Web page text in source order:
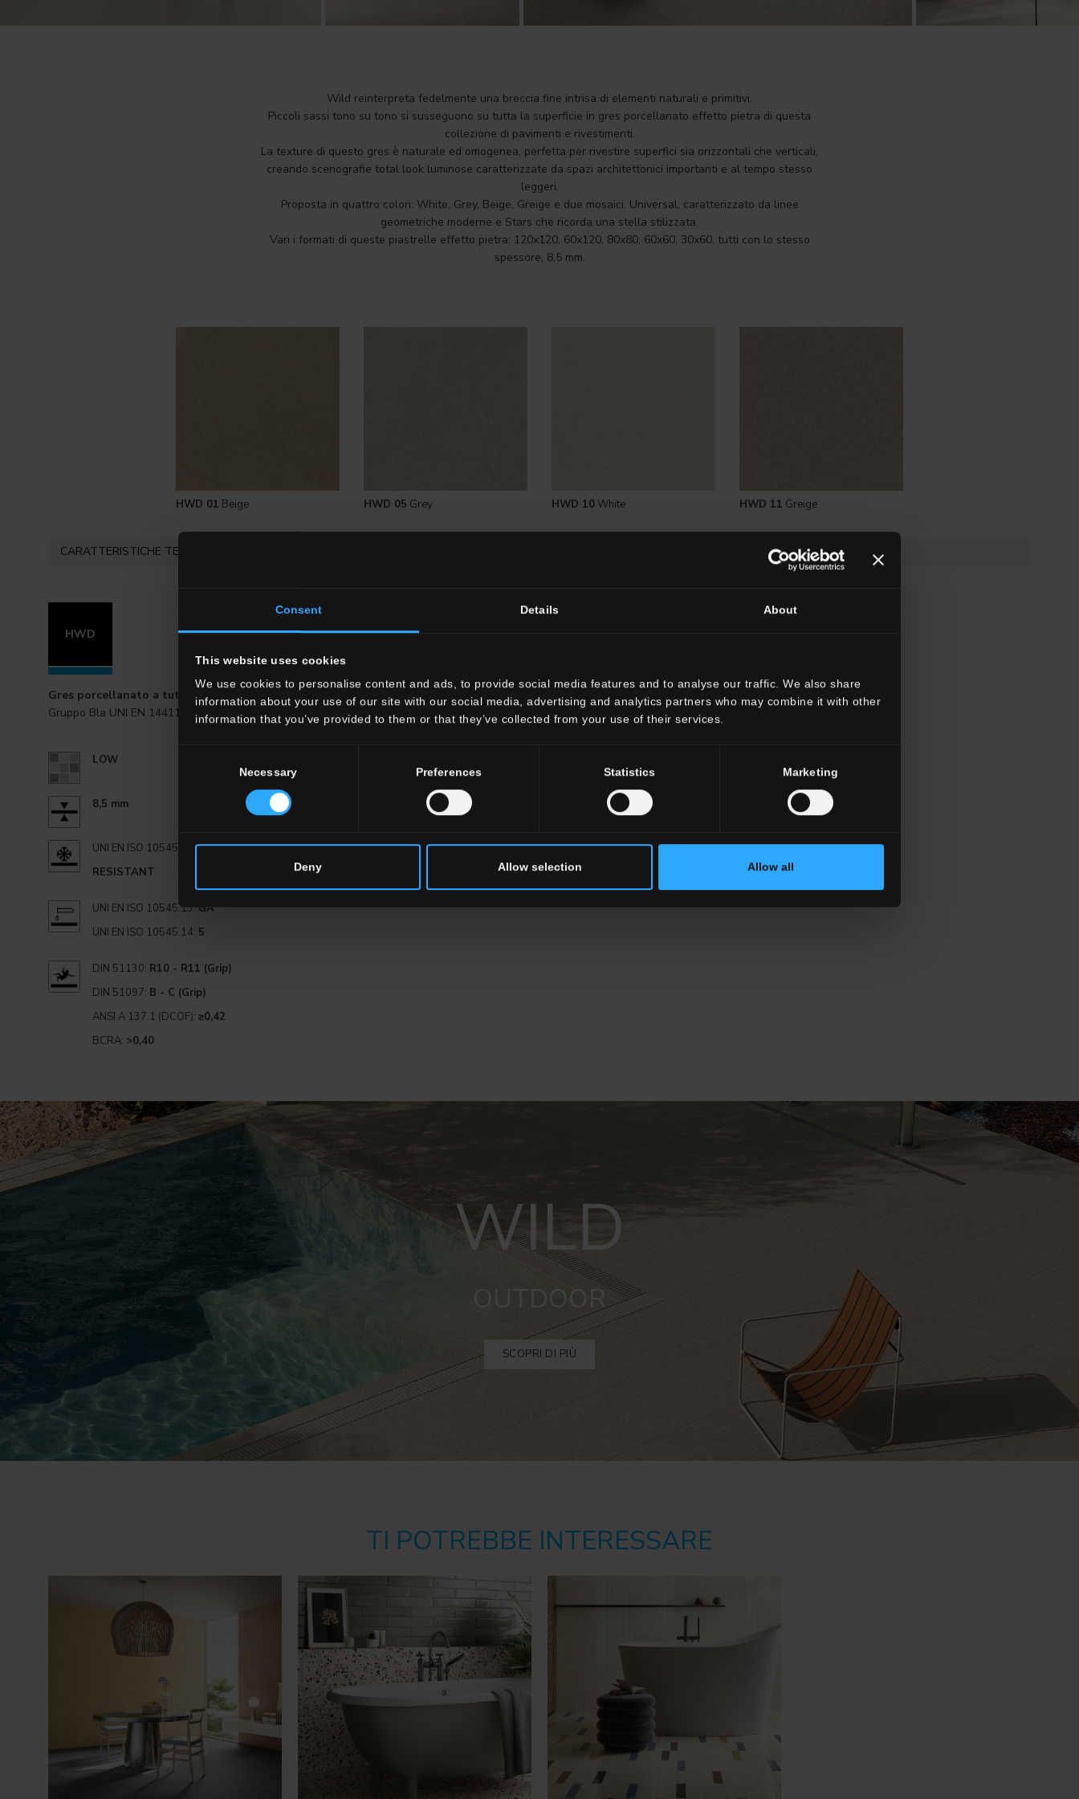
Consent Details About
This website uses cookies
We use cookies to personalise content and ads, to provide social media features and to analyse our traffic. We also share
information about your use of our site with our social media, advertising and analytics partners who may combine it with other
information that you’ve provided to them or that they’ve collected from your use of their services.
Necessary Preferences Statistics Marketing
Deny Allow selection Allow all
Wild reinterpreta fedelmente una breccia fine intrisa di elementi naturali e primitivi.
Piccoli sassi tono su tono si susseguono su tutta la superficie in gres porcellanato effetto pietra di questa
collezione di pavimenti e rivestimenti.
La texture di questo gres è naturale ed omogenea, perfetta per rivestire superfici sia orizzontali che verticali,
creando scenografie total look luminose caratterizzate da spazi architettonici importanti e al tempo stesso
leggeri.
Proposta in quattro colori: White, Grey, Beige, Greige e due mosaici. Universal, caratterizzato da linee
geometriche moderne e Stars che ricorda una stella stilizzata.
Vari i formati di queste piastrelle effetto pietra: 120x120, 60x120, 80x80, 60x60, 30x60, tutti con lo stesso
spessore, 8,5 mm.
HWD 01 Beige HWD 05 Grey HWD 10 White HWD 11 Greige
CARATTERISTICHE TECNICHE
HWD
Gres porcellanato a tutta massa
Gruppo Bla UNI EN 14411_G
LOW
8,5 mm
UNI EN ISO 10545.12:
RESISTANT
UNI EN ISO 10545.13:GA
UNI EN ISO 10545.14: 5
DIN 51130: R10 - R11 (Grip)
DIN 51097: B - C (Grip)
ANSI A 137.1 (DCOF): ≥0,42
BCRA: >0,40
120x120 . 48"x48" 80x80 . 32"x32" 60x120 . 24"x48" 60x60 . 24"x24"
WILD
OUTDOOR
SCOPRI DI PIÙ
TI POTREBBE INTERESSARE